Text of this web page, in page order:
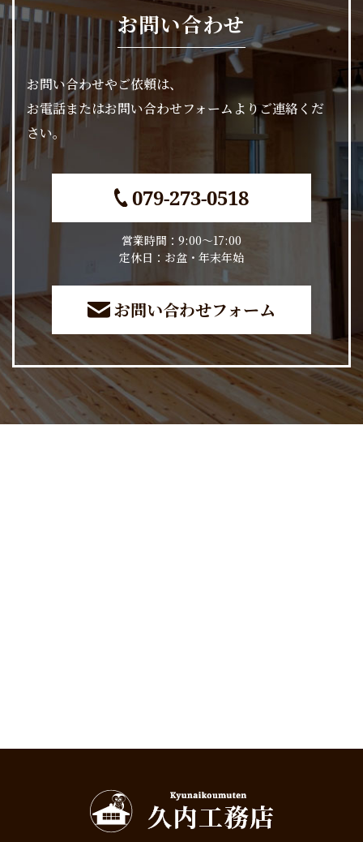
お問い合わせ
お問い合わせやご依頼は、
お電話またはお問い合わせフォームよりご連絡くだ
さい。
079-273-0518
営業時間：9:00～17:00
​​​​​​​定休日：お盆・年末年始
お問い合わせフォーム